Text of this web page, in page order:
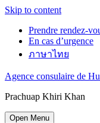
Skip to content
Prendre rendez-
En cas d’urgence
ภาษาไทย
Agence consulaire de
Prachuap Khiri Khan
Open Menu